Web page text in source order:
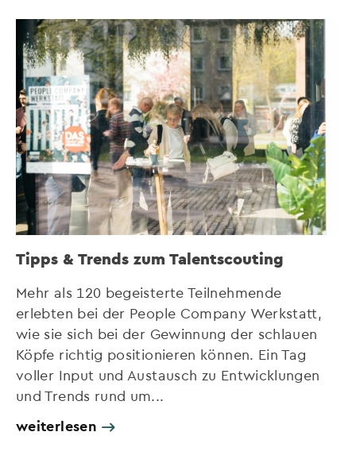
Tipps & Trends zum Talentscouting
Mehr als 120 begeisterte Teilnehmende
erlebten bei der People Company Werkstatt,
wie sie sich bei der Gewinnung der schlauen
Köpfe richtig positionieren können. Ein Tag
voller Input und Austausch zu Entwicklungen
und Trends rund um...
weiterlesen